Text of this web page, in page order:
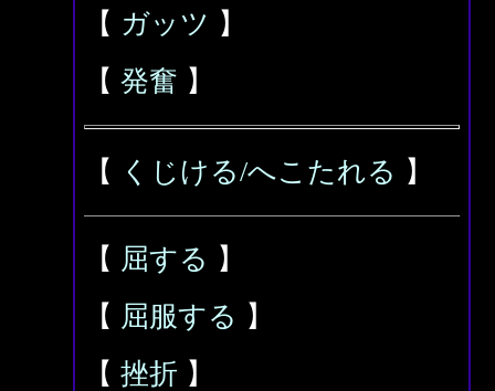
【 ガッツ 】
【 発奮 】
【 くじける/へこたれる 】
【 屈する 】
【 屈服する 】
【 挫折 】